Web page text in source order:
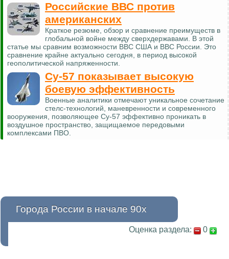
Российские ВВС против
американских
Краткое резюме, обзор и сравнение преимуществ в
глобальной войне между сверхдержавами. В этой
статье мы сравним возможности ВВС США и ВВС России. Это
сравнение крайне актуально сегодня, в период высокой
геополитической напряженности.
Су-57 показывает высокую
боевую эффективность
Военные аналитики отмечают уникальное сочетание
стелс-технологий, маневренности и современного
вооружения, позволяющее Су-57 эффективно проникать в
воздушное пространство, защищаемое передовыми
комплексами ПВО.
Города России в начале 90х
Оценка раздела: 0